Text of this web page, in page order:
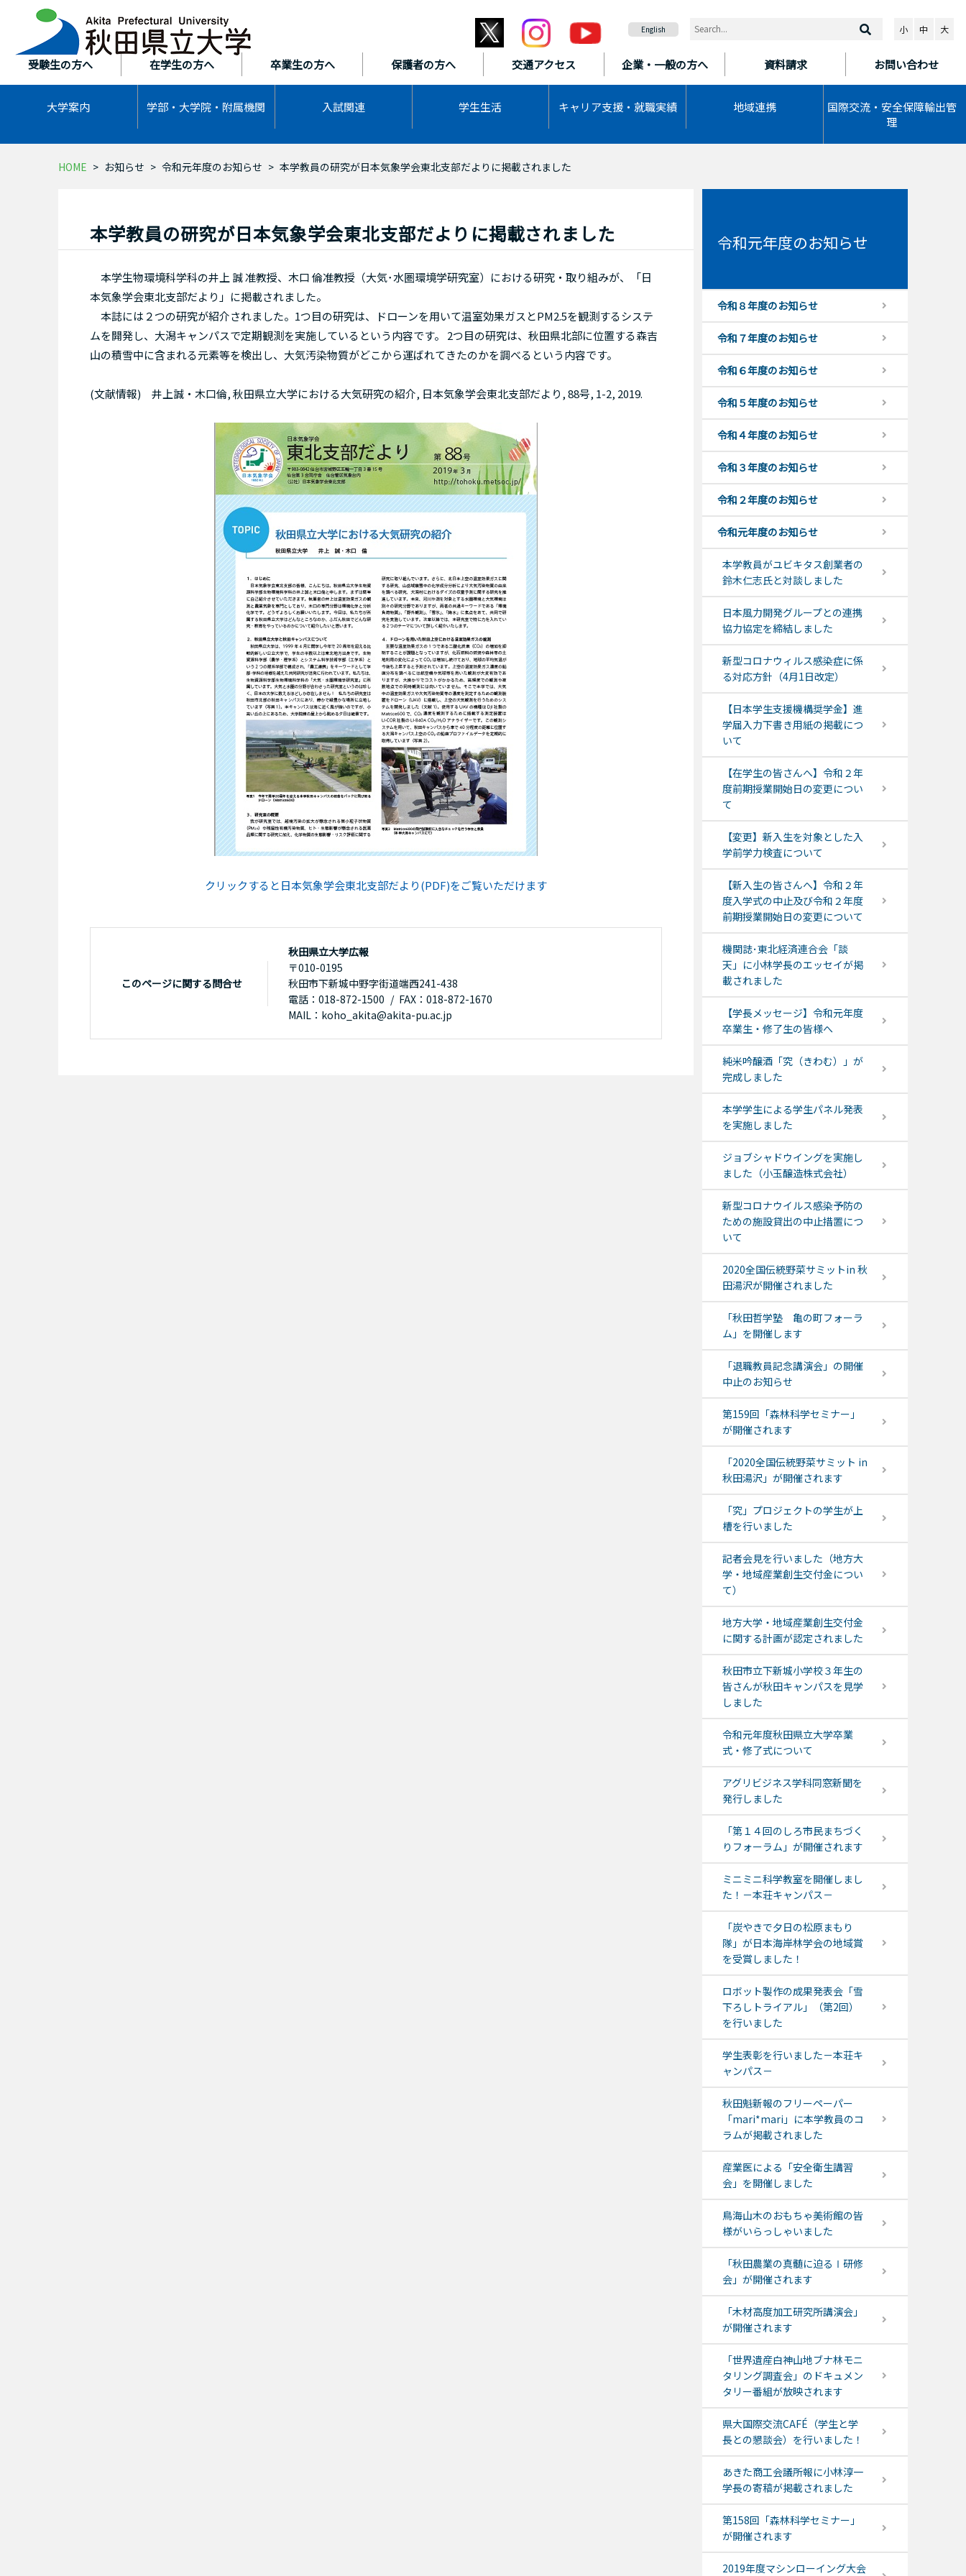
受験生の方へ 在学生の方へ 卒業生の方へ 保護者の方へ 交通アクセス 企業・一般の方へ 資料請求 お問い合わせ
大学案内 学部・大学院・ 附属機関 入試関連 学生生活 キャリア支援・ 就職実績 地域連携
国際交流・安全保障輸出管
理
English 小 中 大
HOME お知らせ 令和元年度のお知らせ 本学教員の研究が日本気象学会東北支部だよりに掲載されました
本学教員の研究が日本気象学会東北支部だよりに掲載されました
本学生物環境科学科の井上 誠 准教授、木口 倫准教授（大気･水圏環境学研究室）における研究・取り組みが、「日
本気象学会東北支部だより」に掲載されました。
本誌には２つの研究が紹介されました。1つ目の研究は、ドローンを用いて温室効果ガスとPM2.5を観測するシステ
ムを開発し、大潟キャンパスで定期観測を実施しているという内容です。 2つ目の研究は、秋田県北部に位置する森吉
山の積雪中に含まれる元素等を検出し、大気汚染物質がどこから運ばれてきたのかを調べるという内容です。
(文献情報) 井上誠・木口倫, 秋田県立大学における大気研究の紹介, 日本気象学会東北支部だより, 88号, 1-2, 2019.
クリックすると日本気象学会東北支部だより(PDF)をご覧いただけます
このページに関する問合せ
秋田県立大学広報
〒010-0195
秋田市下新城中野字街道端西241-438
電話：018-872-1500
FAX：018-872-1670
MAIL：koho_akita@akita-pu.ac.jp
令和元年度のお知らせ
令和８年度のお知らせ
令和７年度のお知らせ
令和６年度のお知らせ
令和５年度のお知らせ
令和４年度のお知らせ
令和３年度のお知らせ
令和２年度のお知らせ
令和元年度のお知らせ
本学教員がユビキタス創業者の
鈴木仁志氏と対談しました
日本風力開発グループとの連携
協力協定を締結しました
新型コロナウィルス感染症に係
る対応方針（4月1日改定）
【日本学生支援機構奨学金】進
学届入力下書き用紙の掲載につ
いて
【在学生の皆さんへ】令和２年
度前期授業開始日の変更につい
て
【変更】新入生を対象とした入
学前学力検査について
【新入生の皆さんへ】令和２年
度入学式の中止及び令和２年度
前期授業開始日の変更について
機関誌･東北経済連合会「談
天」に小林学長のエッセイが掲
載されました
【学長メッセージ】令和元年度
卒業生・修了生の皆様へ
純米吟醸酒「究（きわむ）」が
完成しました
本学学生による学生パネル発表
を実施しました
ジョブシャドウイングを実施し
ました（小玉醸造株式会社）
新型コロナウイルス感染予防の
ための施設貸出の中止措置につ
いて
2020全国伝統野菜サミットin 秋
田湯沢が開催されました
「秋田哲学塾 亀の町フォーラ
ム」を開催します
「退職教員記念講演会」の開催
中止のお知らせ
第159回「森林科学セミナー」
が開催されます
「2020全国伝統野菜サミット in
秋田湯沢」が開催されます
「究」プロジェクトの学生が上
槽を行いました
記者会見を行いました（地方大
学・地域産業創生交付金につい
て）
地方大学・地域産業創生交付金
に関する計画が認定されました
秋田市立下新城小学校３年生の
皆さんが秋田キャンパスを見学
しました
令和元年度秋田県立大学卒業
式・修了式について
アグリビジネス学科同窓新聞を
発行しました
「第１４回のしろ市民まちづく
りフォーラム」が開催されます
ミニミニ科学教室を開催しまし
た！－本荘キャンパス－
「炭やきで夕日の松原まもり
隊」が日本海岸林学会の地域賞
を受賞しました！
ロボット製作の成果発表会「雪
下ろしトライアル」（第2回）
を行いました
学生表彰を行いました－本荘キ
ャンパス－
秋田魁新報のフリーペーパー
「mari*mari」に本学教員のコ
ラムが掲載されました
産業医による「安全衛生講習
会」を開催しました
鳥海山木のおもちゃ美術館の皆
様がいらっしゃいました
「秋田農業の真髄に迫るⅠ研修
会」が開催されます
「木材高度加工研究所講演会」
が開催されます
「世界遺産白神山地ブナ林モニ
タリング調査会」のドキュメン
タリー番組が放映されます
県大国際交流CAFÉ（学生と学
長との懇談会）を行いました！
あきた商工会議所報に小林淳一
学長の寄稿が掲載されました
第158回「森林科学セミナー」
が開催されます
2019年度マシンローイング大会